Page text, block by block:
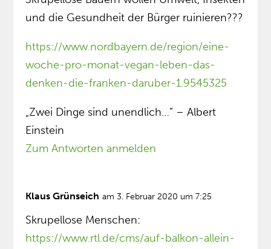
und die Gesundheit der Bürger ruinieren???
https://www.nordbayern.de/region/eine-
woche-pro-monat-vegan-leben-das-
denken-die-franken-daruber-1.9545325
„Zwei Dinge sind unendlich…” – Albert
Einstein
Zum Antworten anmelden
Klaus Grünseich am 3. Februar 2020 um 7:25
Skrupellose Menschen:
https://www.rtl.de/cms/auf-balkon-allein-